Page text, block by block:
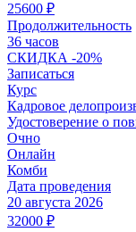
25600 ₽
Продолжительность
36 часов
СКИДКА -20%
Записаться
Курс
Кадровое
Удостоверение о
Очно
Онлайн
Комби
Дата проведения
20 августа 2026
32000 ₽